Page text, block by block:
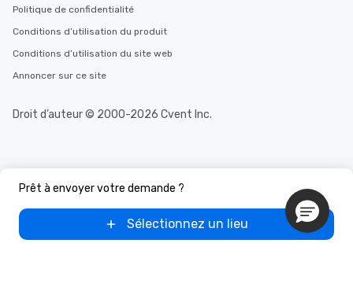
Prêt à envoyer votre demande ?
Sélectionnez un lieu
Politique de confidentialité
Conditions d’utilisation du produit
Conditions d’utilisation du site web
Annoncer sur ce site
Droit d’auteur © 2000-2026 Cvent Inc.